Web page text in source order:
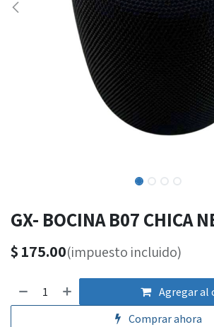
GX- BOCINA B07 CHICA
$ 175.00(impuesto incluido)
Agregar al
Comprar ahora